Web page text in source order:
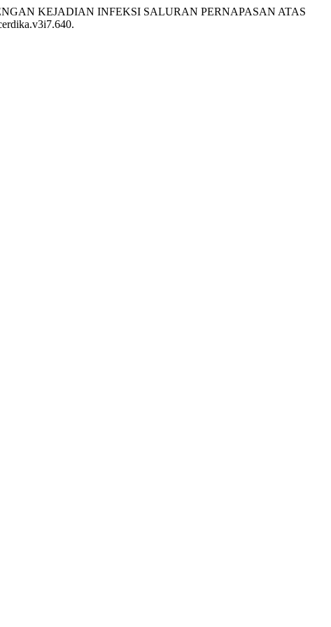
KEJADIAN INFEKSI SALURAN PERNAPASAN ATAS